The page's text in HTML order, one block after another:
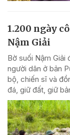
1.200 ngày
Nậm Giải
Bờ suối Nậm
người dân ở bản
bộ, chiến sĩ và
đá, giữ đất, giữ